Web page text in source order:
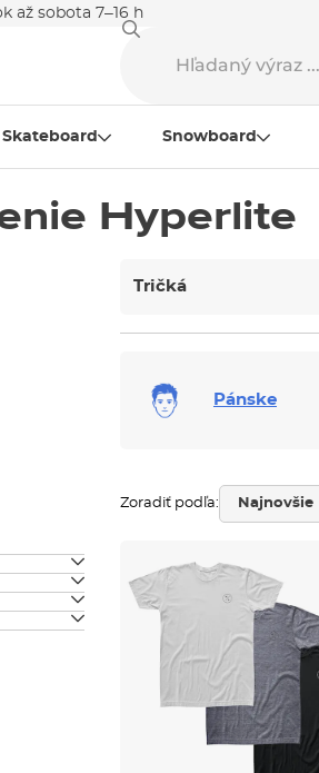
až sobota 7–16 h
Skateboard Snowboard
Hyperlite
Tričká
Pánske
Zoradiť podľa: